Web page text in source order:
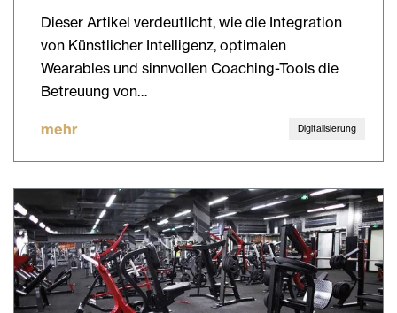
Dieser Artikel verdeutlicht, wie die Integration
von Künstlicher Intelligenz, optimalen
Wearables und sinnvollen Coaching-Tools die
Betreuung von…
mehr Digitalisierung